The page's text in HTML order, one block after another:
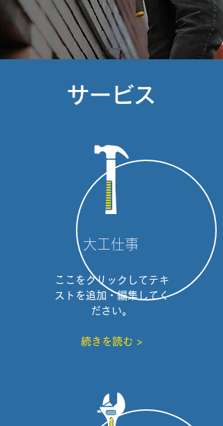
サービス
大工仕事
ここをクリックしてテキ
ストを追加・編集してく
ださい。
続きを読む >